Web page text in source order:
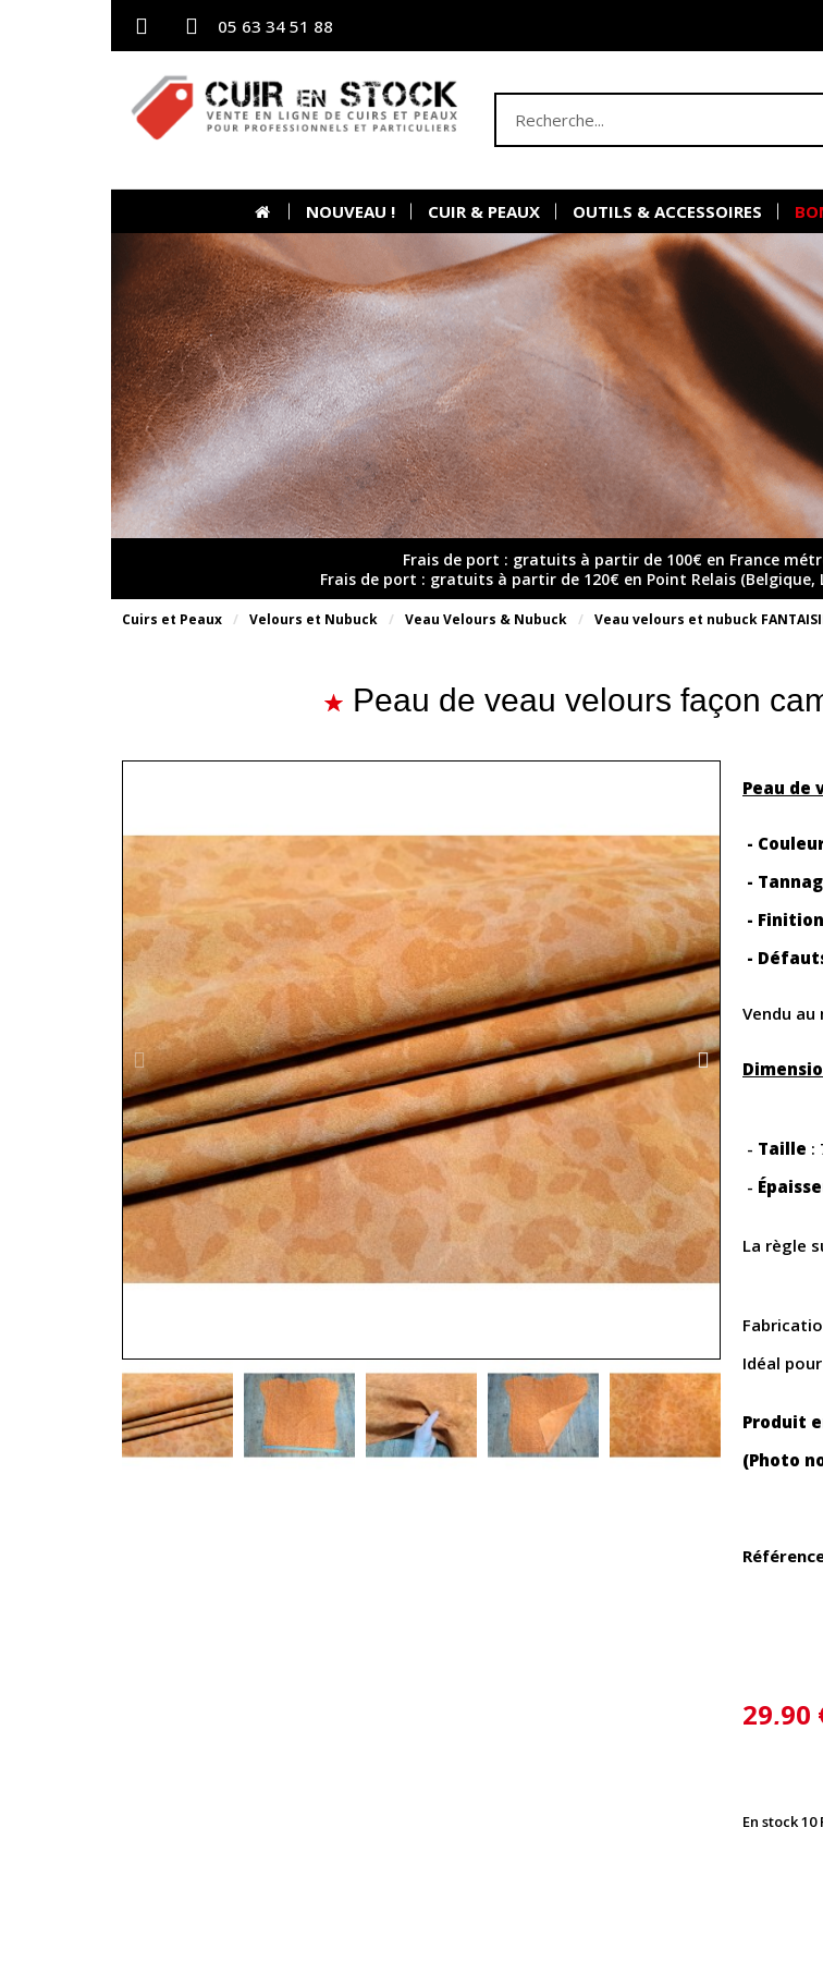
05 63 34 51 88
NOUVEAU ! CUIR & PEAUX OUTILS & ACCESSOIRES
Frais de port : gratuits à partir de 100€ en France
Frais de port : gratuits à partir de 120€ en Point Relais (Belgique,
Cuirs et Peaux Velours et Nubuck Veau Velours & Nubuck Veau velours et nubuck
Peau de veau velours façon
Peau de
-
-
-
-
Vendu au
- Taille :
-
La règle
Idéal
Produit
(Photo
29,90
En stock10